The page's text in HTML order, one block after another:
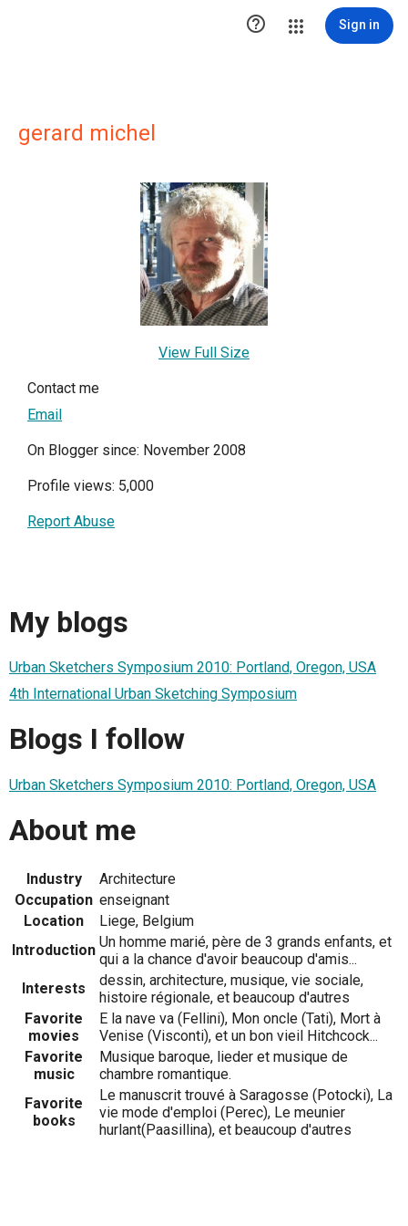
 Sign in
gerard michel
View Full Size
Contact me
Email
On Blogger since: November 2008
Profile views: 5,000
Report Abuse
My blogs
Urban Sketchers Symposium 2010: Portland, Oregon, USA
4th International Urban Sketching Symposium
Blogs I follow
Urban Sketchers Symposium 2010: Portland, Oregon, USA
About me
Industry
Architecture
Occupation enseignant
Location
Liege, Belgium
Introduction Un homme marié, père de 3 grands enfants, et
qui a la chance d'avoir beaucoup d'amis...
Interests
dessin, architecture, musique, vie sociale,
histoire régionale, et beaucoup d'autres
Favorite
movies
E la nave va (Fellini), Mon oncle (Tati), Mort à
Venise (Visconti), et un bon vieil Hitchcock...
Favorite
music
Musique baroque, lieder et musique de
chambre romantique.
Favorite
books
Le manuscrit trouvé à Saragosse (Potocki), La
vie mode d'emploi (Perec), Le meunier
hurlant(Paasillina), et beaucoup d'autres